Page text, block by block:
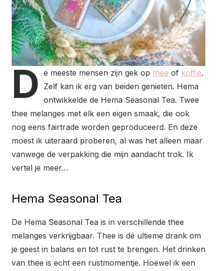
D e meeste mensen zijn gek op thee of koffie.
Zelf kan ik erg van beiden genieten. Hema
ontwikkelde de Hema Seasonal Tea. Twee
thee melanges met elk een eigen smaak, die ook
nog eens fairtrade worden geproduceerd. En deze
moest ik uiteraard proberen, al was het alleen maar
vanwege de verpakking die mijn aandacht trok. Ik
vertel je meer…
Hema Seasonal Tea
De Hema Seasonal Tea is in verschillende thee
melanges verkrijgbaar. Thee is dé ultieme drank om
je geest in balans en tot rust te brengen. Het drinken
van thee is echt een rustmomentje. Hoewel ik een